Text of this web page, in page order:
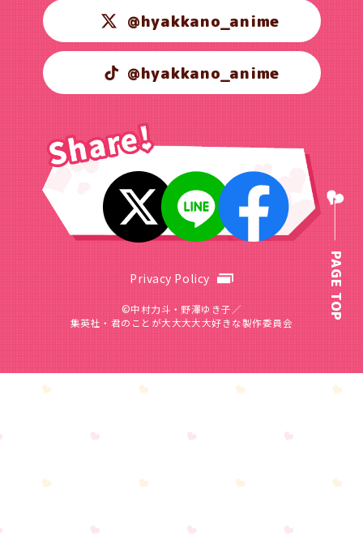
@hyakkano_anime
@hyakkano_anime
Privacy Policy
©中村力斗・野澤ゆき子／
集英社・君のことが大大大大大好きな製作委員会
PAGE TOP